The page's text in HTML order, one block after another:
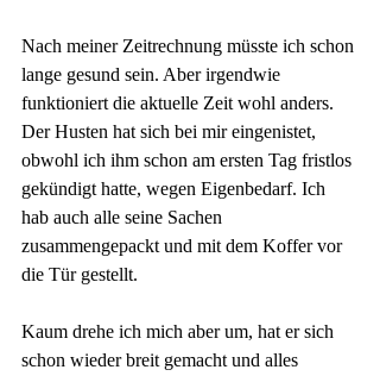
Nach meiner Zeitrechnung müsste ich schon
lange gesund sein. Aber irgendwie
funktioniert die aktuelle Zeit wohl anders.
Der Husten hat sich bei mir eingenistet,
obwohl ich ihm schon am ersten Tag fristlos
gekündigt hatte, wegen Eigenbedarf. Ich
hab auch alle seine Sachen
zusammengepackt und mit dem Koffer vor
die Tür gestellt.
Kaum drehe ich mich aber um, hat er sich
schon wieder breit gemacht und alles